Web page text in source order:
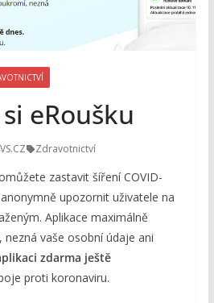
eRoušku
Zdravotnictví
zastavit šíření COVID-
upozornit uživatele na
Aplikace maximálně
vaše osobní údaje ani
zdarma ještě
proti koronaviru.